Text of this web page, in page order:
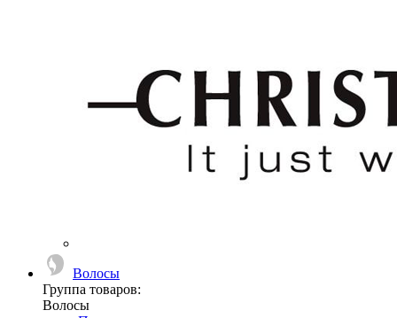
Волосы
Группа товаров:
Волосы